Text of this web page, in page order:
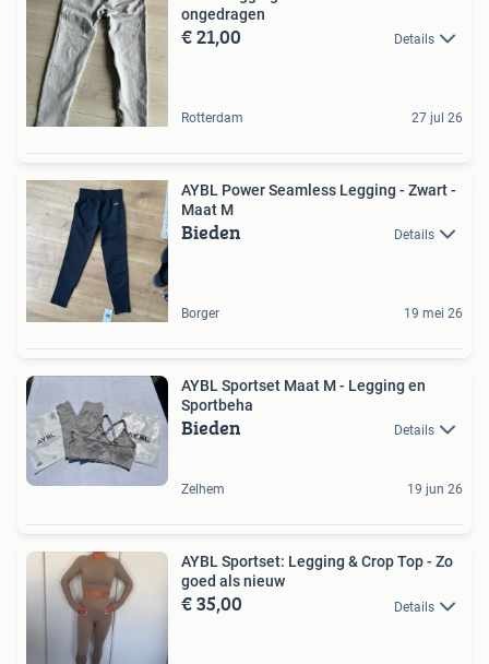
ongedragen
€ 21,00 Details
Rotterdam 27 jul 26
AYBL Power Seamless Legging - Zwart -
Maat M
Bieden Details
Borger 19 mei 26
AYBL Sportset Maat M - Legging en
Sportbeha
Bieden Details
Zelhem 19 jun 26
AYBL Sportset: Legging & Crop Top - Zo
goed als nieuw
€ 35,00 Details